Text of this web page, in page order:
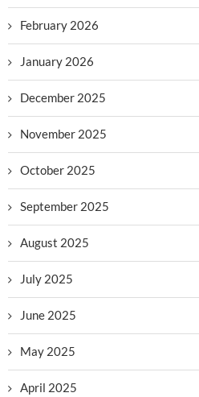
February 2026
January 2026
December 2025
November 2025
October 2025
September 2025
August 2025
July 2025
June 2025
May 2025
April 2025